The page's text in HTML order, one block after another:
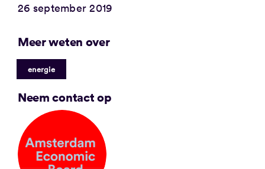
26 september 2019
Meer weten over
energie
Neem contact op